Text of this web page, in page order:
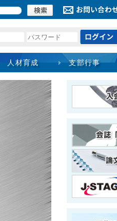
人材育成 支部行事